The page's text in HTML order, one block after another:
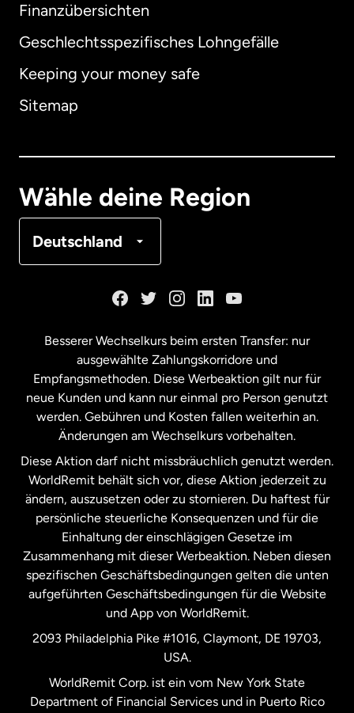
Finanzübersichten
Geschlechtsspezifisches Lohngefälle
Keeping your money safe
Sitemap
Wähle deine Region
Deutschland
Australien
Malaysia
Neuseeland
Niederlande
Schweden
Spanien
Vereinigte Staaten English
Vereinigte Staaten
Besserer Wechselkurs beim ersten Transfer: nur
ausgewählte Zahlungskorridore und
Empfangsmethoden. Diese Werbeaktion gilt nur für
neue Kunden und kann nur einmal pro Person genutzt
werden. Gebühren und Kosten fallen weiterhin an.
Änderungen am Wechselkurs vorbehalten.
Diese Aktion darf nicht missbräuchlich genutzt werden.
WorldRemit behält sich vor, diese Aktion jederzeit zu
ändern, auszusetzen oder zu stornieren. Du haftest für
persönliche steuerliche Konsequenzen und für die
Einhaltung der einschlägigen Gesetze im
Zusammenhang mit dieser Werbeaktion. Neben diesen
spezifischen Geschäftsbedingungen gelten die unten
aufgeführten Geschäftsbedingungen für die Website
und App von WorldRemit.
2093 Philadelphia Pike #1016, Claymont, DE 19703,
USA.
WorldRemit Corp. ist ein vom New York State
Department of Financial Services und in Puerto Rico